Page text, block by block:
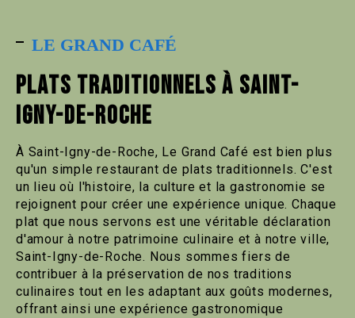
LE GRAND CAFÉ
PLATS TRADITIONNELS À SAINT-
IGNY-DE-ROCHE
À Saint-Igny-de-Roche, Le Grand Café est bien plus
qu'un simple restaurant de plats traditionnels. C'est
un lieu où l'histoire, la culture et la gastronomie se
rejoignent pour créer une expérience unique. Chaque
plat que nous servons est une véritable déclaration
d'amour à notre patrimoine culinaire et à notre ville,
Saint-Igny-de-Roche. Nous sommes fiers de
contribuer à la préservation de nos traditions
culinaires tout en les adaptant aux goûts modernes,
offrant ainsi une expérience gastronomique